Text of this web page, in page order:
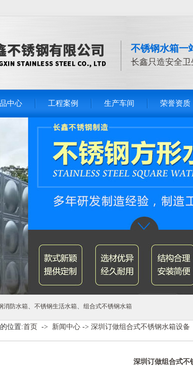
不锈钢水箱一
长鑫只造安全
中心 工程案例 生产车间 荣誉资质
消防水箱、 不锈钢生活水箱、 组合式不锈钢水箱
位置:首页 -> 新闻中心 -> 深圳订做组合式不锈钢水箱设备
深圳订做组合式不